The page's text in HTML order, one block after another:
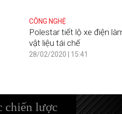
CÔNG NGHỆ
Polestar tiết lộ xe điện
vật liệu tái chế
28/02/2020 | 15:41
chiến lược